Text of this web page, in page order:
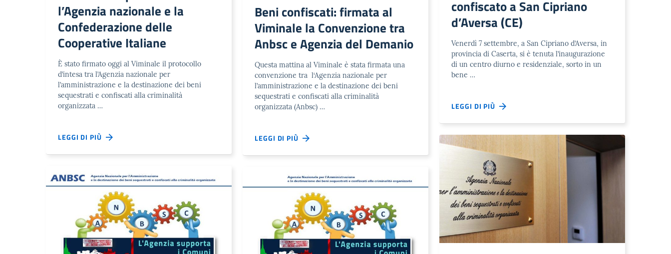
l’Agenzia nazionale e la
Confederazione delle
Cooperative Italiane
È stato firmato oggi al Viminale il protocollo
d’intesa tra l’Agenzia nazionale per
l’amministrazione e la destinazione dei beni
sequestrati e confiscati alla criminalità
organizzata …
LEGGI DI PIÙ
Beni confiscati: firmata al
Viminale la Convenzione tra
Anbsc e Agenzia del Demanio
Questa mattina al Viminale è stata firmata una
convenzione tra l‘Agenzia nazionale per
l’amministrazione e la destinazione dei beni
sequestrati e confiscati alla criminalità
organizzata (Anbsc) …
LEGGI DI PIÙ
confiscato a San Cipriano
d’Aversa (CE)
Venerdì 7 settembre, a San Cipriano d’Aversa, in
provincia di Caserta, si è tenuta l’inaugurazione
di un centro diurno e residenziale, sorto in un
bene …
LEGGI DI PIÙ